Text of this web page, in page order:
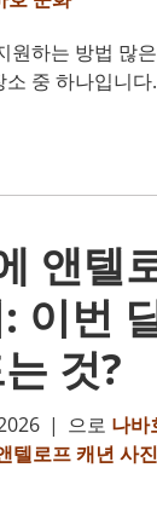
하는 방법 많
중 하나입니
앤텔
이번
것?
| 으로 나바
텔로프 캐년 사진